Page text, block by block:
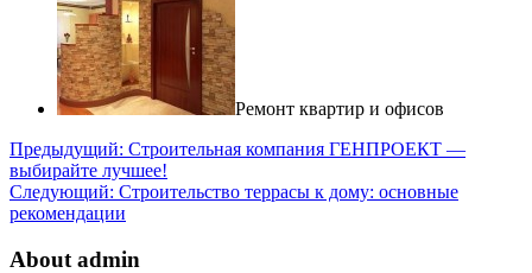
Ремонт квартир и офисов
Предыдущий: Строительная компания ГЕНПРОЕКТ —
выбирайте лучшее!
Следующий: Строительство террасы к дому: основные
рекомендации
About admin